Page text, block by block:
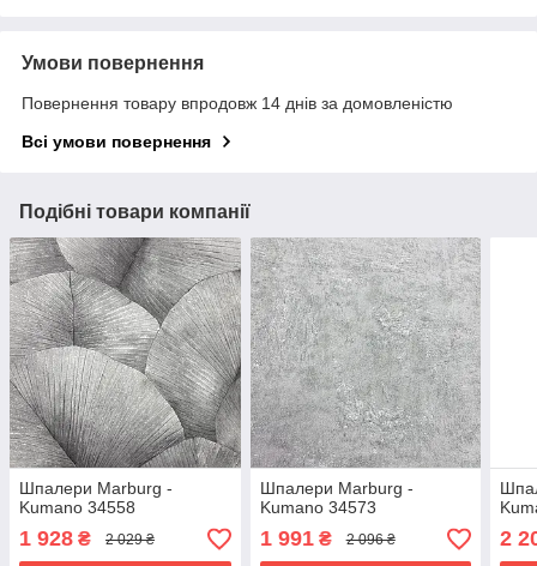
Умови повернення
Повернення товару впродовж 14 днів за домовленістю
Всі умови повернення
Подібні товари компанії
Шпалери Marburg -
Kumano 34558
1 928 ₴ 2 029 ₴
Шпалери Marburg -
Kumano 34573
1 991₴ 2 096 ₴ 2